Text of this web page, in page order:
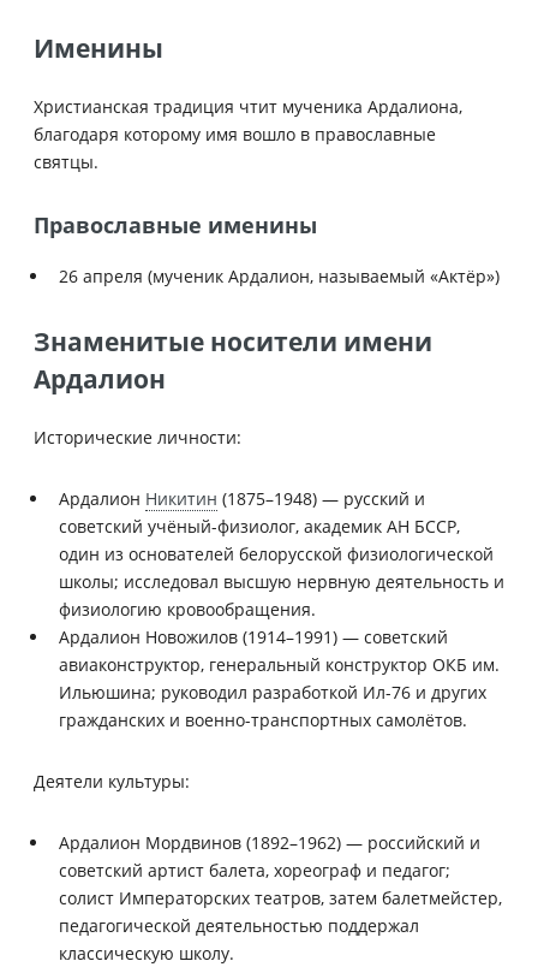
Именины
Христианская традиция чтит мученика Ардалиона,
благодаря которому имя вошло в православные
святцы.
Православные именины
26 апреля (мученик Ардалион, называемый «Актёр»)
Знаменитые носители имени
Ардалион
Исторические личности:
Ардалион Никитин (1875–1948) — русский и
советский учёный-физиолог, академик АН БССР,
один из основателей белорусской физиологической
школы; исследовал высшую нервную деятельность и
физиологию кровообращения.
Ардалион Новожилов (1914–1991) — советский
авиаконструктор, генеральный конструктор ОКБ им.
Ильюшина; руководил разработкой Ил-76 и других
гражданских и военно-транспортных самолётов.
Деятели культуры:
Ардалион Мордвинов (1892–1962) — российский и
советский артист балета, хореограф и педагог;
солист Императорских театров, затем балетмейстер,
педагогической деятельностью поддержал
классическую школу.